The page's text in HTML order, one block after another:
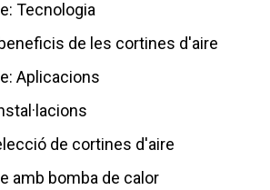
Tecnologia
de les cortines d'aire
Aplicacions
de cortines d'aire
amb bomba de calor